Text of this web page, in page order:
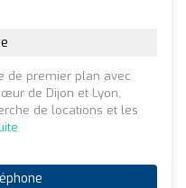
de premier plan avec
de Dijon et Lyon,
de locations et les